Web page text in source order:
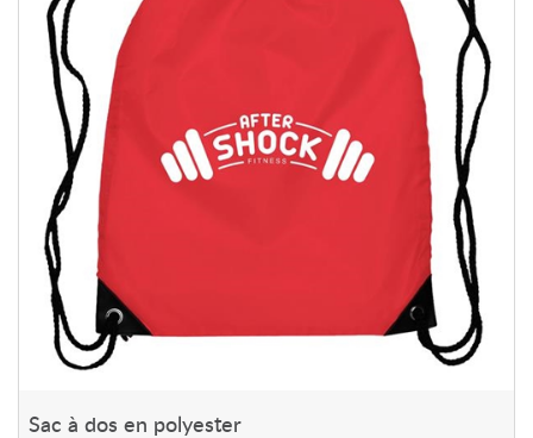
Sac à dos en polyester